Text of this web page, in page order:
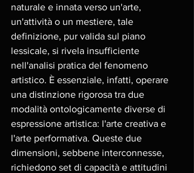
naturale e innata verso un'arte,
un'attività o un mestiere, tale
definizione, pur valida sul piano
lessicale, si rivela insufficiente
nell'analisi pratica del fenomeno
artistico. È essenziale, infatti, operare
una distinzione rigorosa tra due
modalità ontologicamente diverse di
espressione artistica: l'arte creativa e
l'arte performativa. Queste due
dimensioni, sebbene interconnesse,
richiedono set di capacità e attitudini